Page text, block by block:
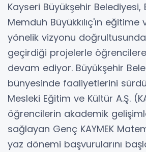
Kayseri Büyükşehir Belediyesi,
Memduh Büyükkılıç'ın
yönelik vizyonu
geçirdiği projelerle
devam ediyor. Büyükşehir
bünyesinde faaliyetlerini
Mesleki Eğitim ve Kültür A.Ş.
öğrencilerin akademik
sağlayan Genç KAYMEK
yaz dönemi başvurularını